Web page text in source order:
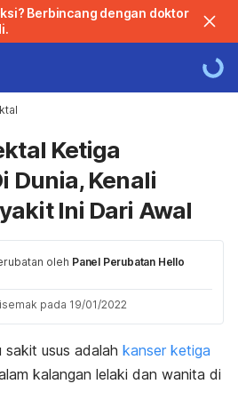
Berbincang dengan doktor
Ketiga
Dunia, Kenali
Ini Dari Awal
oleh Panel Perubatan Hello
pada 19/01/2022
usus adalah kanser ketiga
kalangan lelaki dan wanita di